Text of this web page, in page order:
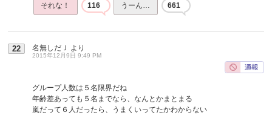
それな！ 116 うーん… 661
22 名無しだＪ より
2015年12月9日 9:49 PM
グループ人数は５名限界だね
年齢差あっても５名までなら、なんとかまとまる
嵐だって６人だったら、うまくいってたかわからない